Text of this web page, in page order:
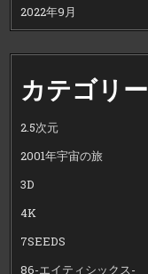
2022年9月
カテゴリー
2.5次元
2001年宇宙の旅
3D
4K
7SEEDS
86-エイティシックス-